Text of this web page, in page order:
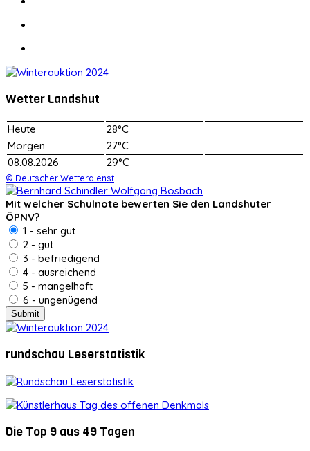
Wetter Landshut
Heute
28°C
Morgen
27°C
08.08.2026
29°C
© Deutscher Wetterdienst
Mit welcher Schulnote bewerten Sie den Landshuter
ÖPNV?
1 - sehr gut
2 - gut
3 - befriedigend
4 - ausreichend
5 - mangelhaft
6 - ungenügend
rundschau Leserstatistik
Die Top 9 aus 49 Tagen